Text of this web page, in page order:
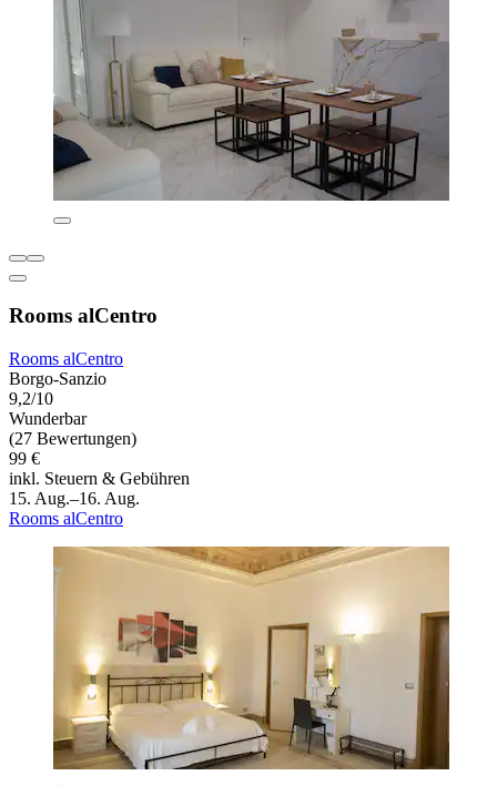
Rooms alCentro
Rooms alCentro
Borgo-Sanzio
9,2/10
Wunderbar
(27 Bewertungen)
99 €
inkl. Steuern & Gebühren
15. Aug.–16. Aug.
Rooms alCentro